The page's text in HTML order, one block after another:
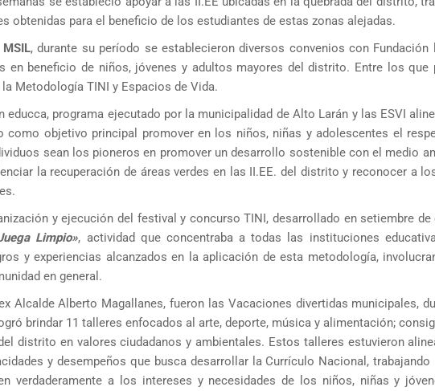
obtenidas para el beneficio de los estudiantes de estas zonas alejadas.
MSIL, durante su período se establecieron diversos convenios con Fundación
en beneficio de niños, jóvenes y adultos mayores del distrito. Entre los que
Metodología TINI y Espacios de Vida.
educca, programa ejecutado por la municipalidad de Alto Larán y las ESVI
como objetivo principal promover en los niños, niñas y adolescentes el
sean los pioneros en promover un desarrollo sostenible con el medio
la recuperación de áreas verdes en las II.EE. del distrito y reconocer a
y ejecución del festival y concurso TINI, desarrollado en setiembre de
Limpio», actividad que concentraba a todas las instituciones
y experiencias alcanzados en la aplicación de esta metodología,
en general.
Alcalde Alberto Magallanes, fueron las Vacaciones divertidas municipales,
brindar 11 talleres enfocados al arte, deporte, música y alimentación;
distrito en valores ciudadanos y ambientales. Estos talleres estuvieron
y desempeños que busca desarrollar la Currículo Nacional, trabajando
verdaderamente a los intereses y necesidades de los niños, niñas y